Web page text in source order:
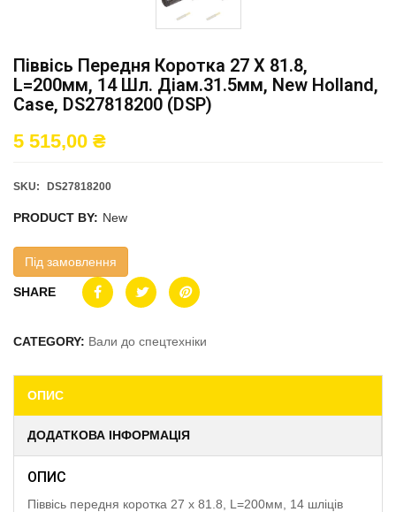
Піввісь Передня Коротка 27 X 81.8,
L=200мм, 14 Шл. Діам.31.5мм, New Holland,
Case, DS27818200 (DSP)
5 515,00 ₴
SKU: DS27818200
PRODUCT BY: New
Під замовлення
SHARE
CATEGORY: Вали до спецтехніки
ОПИС
ДОДАТКОВА ІНФОРМАЦІЯ
ОПИС
Піввісь передня коротка 27 x 81.8, L=200мм, 14 шліців